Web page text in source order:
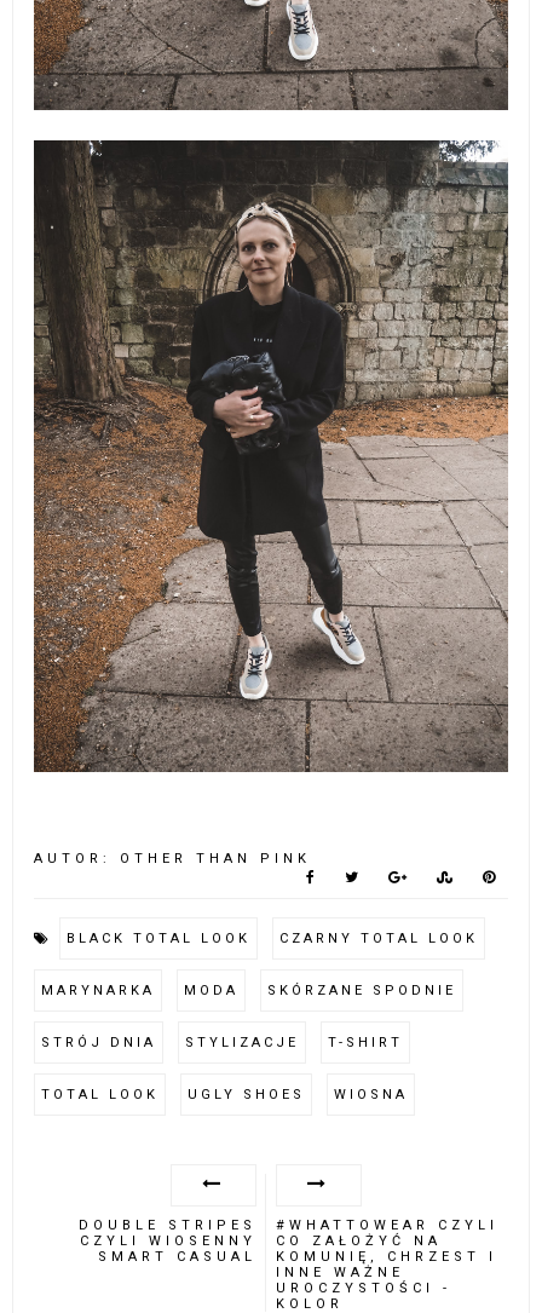
AUTOR: OTHER THAN PINK
BLACK TOTAL LOOK CZARNY TOTAL LOOK
MARYNARKA MODA SKÓRZANE SPODNIE
STRÓJ DNIA STYLIZACJE T-SHIRT
TOTAL LOOK UGLY SHOES WIOSNA
DOUBLE STRIPES
CZYLI WIOSENNY
SMART CASUAL
#WHATTOWEAR CZYLI
CO ZAŁOŻYĆ NA
KOMUNIĘ, CHRZEST I
INNE WAŻNE
UROCZYSTOŚCI -
KOLOR